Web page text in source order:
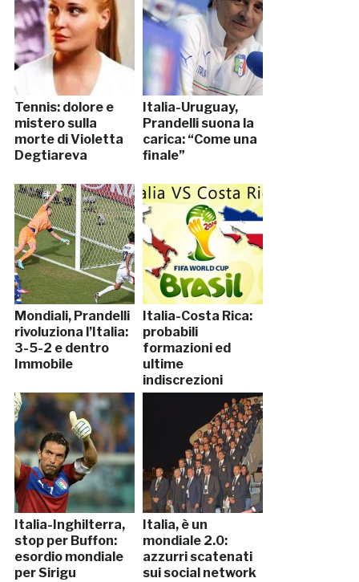
Tennis: dolore e
mistero sulla
morte di Violetta
Degtiareva
Italia-Uruguay,
Prandelli suona la
carica: “Come una
finale”
Mondiali, Prandelli
rivoluziona l’Italia:
3-5-2 e dentro
Immobile
Italia-Costa Rica:
probabili
formazioni ed
ultime
indiscrezioni
Italia-Inghilterra,
stop per Buffon:
esordio mondiale
per Sirigu
Italia, è un
mondiale 2.0:
azzurri scatenati
sui social network